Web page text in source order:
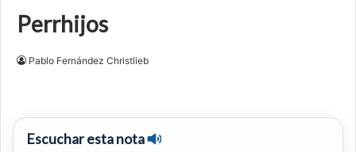
Perrhijos
Pablo Fernández Christlieb
Escuchar esta nota